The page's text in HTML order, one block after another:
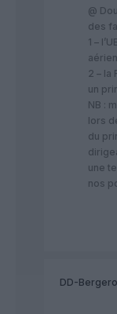
@
des
1 –
2 – la
un
NB :
lors
du
une
nos
DD-